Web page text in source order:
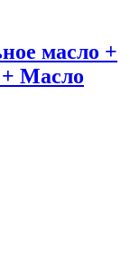
масло +
Масло